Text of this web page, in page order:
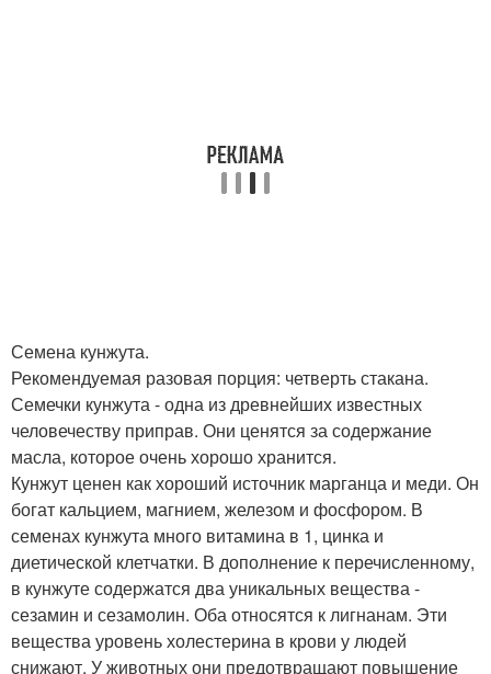
Семена кунжута.
Рекомендуемая разовая порция: четверть стакана.
Семечки кунжута - одна из древнейших известных
человечеству приправ. Они ценятся за содержание
масла, которое очень хорошо хранится.
Кунжут ценен как хороший источник марганца и меди. Он
богат кальцием, магнием, железом и фосфором. В
семенах кунжута много витамина в 1, цинка и
диетической клетчатки. В дополнение к перечисленному,
в кунжуте содержатся два уникальных вещества -
сезамин и сезамолин. Оба относятся к лигнанам. Эти
вещества уровень холестерина в крови у людей
снижают. У животных они предотвращают повышение